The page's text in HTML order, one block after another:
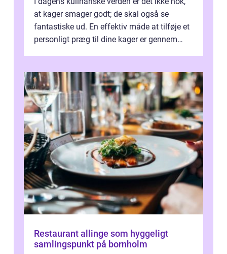
at kager smager godt; de skal også se
fantastiske ud. En effektiv måde at tilføje et
personligt præg til dine kager er gennem
Restaurant allinge som hyggeligt
samlingspunkt på bornholm